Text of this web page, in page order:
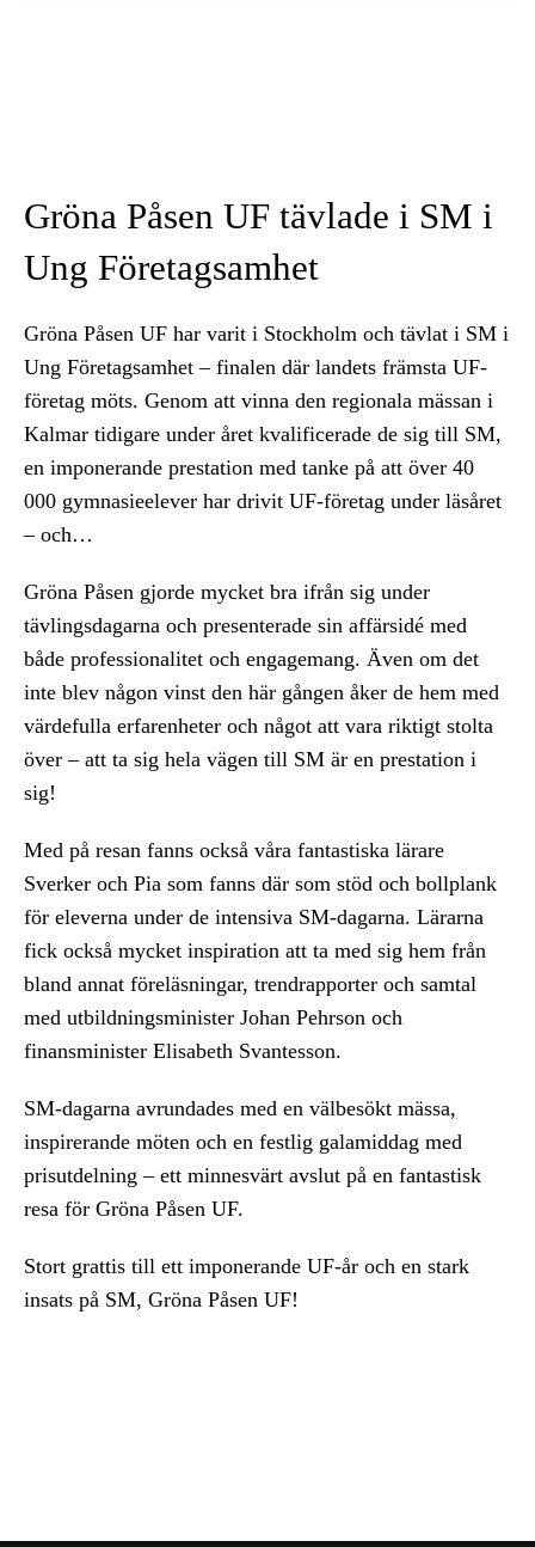
Gröna Påsen UF tävlade i SM i
Ung Företagsamhet
Gröna Påsen UF har varit i Stockholm och tävlat i SM i
Ung Företagsamhet – finalen där landets främsta UF-
företag möts. Genom att vinna den regionala mässan i
Kalmar tidigare under året kvalificerade de sig till SM,
en imponerande prestation med tanke på att över 40
000 gymnasieelever har drivit UF-företag under läsåret
– och…
Gröna Påsen gjorde mycket bra ifrån sig under
tävlingsdagarna och presenterade sin affärsidé med
både professionalitet och engagemang. Även om det
inte blev någon vinst den här gången åker de hem med
värdefulla erfarenheter och något att vara riktigt stolta
över – att ta sig hela vägen till SM är en prestation i
sig!
Med på resan fanns också våra fantastiska lärare
Sverker och Pia som fanns där som stöd och bollplank
för eleverna under de intensiva SM-dagarna. Lärarna
fick också mycket inspiration att ta med sig hem från
bland annat föreläsningar, trendrapporter och samtal
med utbildningsminister Johan Pehrson och
finansminister Elisabeth Svantesson.
SM-dagarna avrundades med en välbesökt mässa,
inspirerande möten och en festlig galamiddag med
prisutdelning – ett minnesvärt avslut på en fantastisk
resa för Gröna Påsen UF.
Stort grattis till ett imponerande UF-år och en stark
insats på SM, Gröna Påsen UF!